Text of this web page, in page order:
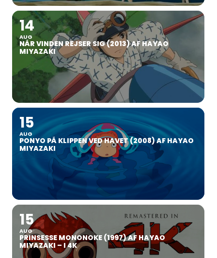
14
AUG
NÅR VINDEN REJSER SIG (2013) AF HAYAO
MIYAZAKI
15
AUG
PONYO PÅ KLIPPEN VED HAVET (2008) AF HAYAO
MIYAZAKI
15
AUG
PRINSESSE MONONOKE (1997) AF HAYAO
MIYAZAKI – I 4K